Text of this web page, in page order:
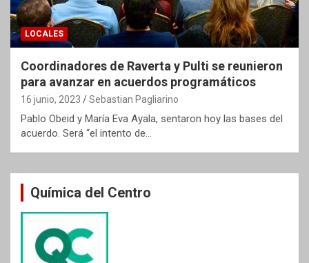
LOCALES
Coordinadores de Raverta y Pulti se reunieron
para avanzar en acuerdos programáticos
16 junio, 2023 Sebastian Pagliarino
Pablo Obeid y María Eva Ayala, sentaron hoy las bases del
acuerdo. Será “el intento de…
Química del Centro